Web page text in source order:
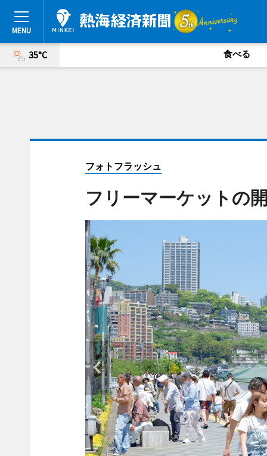
35°C 食べる
フォトフラッシュ
フリーマーケットの